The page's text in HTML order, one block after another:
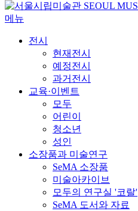
메뉴
전시
현재전시
예정전시
과거전시
교육·이벤트
모두
어린이
청소년
성인
소장품과 미술연구
SeMA 소장품
미술아카이브
모두의 연구실 '코랄'
SeMA 도서와 자료